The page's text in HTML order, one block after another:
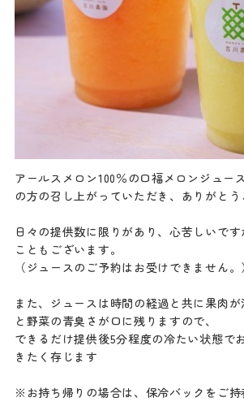
アールスメロン100％の口福メロンジュー
の方の召し上がっていただき、ありがとう
日々の提供数に限りがあり、心苦しいで
こともございます。
（ジュースのご予約はお受けできません。）
また、ジュースは時間の経過と共に果肉
と野菜の青臭さが口に残りますので、
できるだけ提供後5分程度の冷たい状態で
きたく存じます
※お持ち帰りの場合は、保冷バックをご持